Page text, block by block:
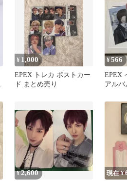
¥ 1,000
EPEX トレカ ポストカー
ド まとめ売り
¥566
EPEX
アルバ
¥2,600 現在 ¥